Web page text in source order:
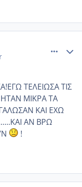
ΤΕΛΕΙΩΣΑ ΤΙΣ
ΜΙΚΡΑ ΤΑ
ΚΑΙ ΕΧΩ
ΑΝ ΒΡΩ
!